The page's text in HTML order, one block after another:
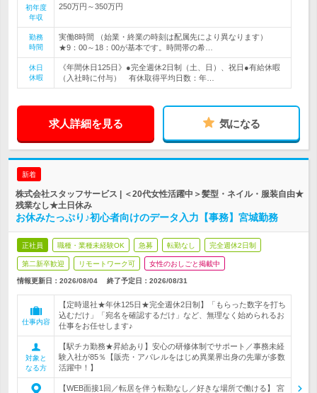
初年度
年収
250万円～350万円
勤務
時間
実働8時間 （始業・終業の時刻は配属先により異なります）
★9：00～18：00が基本です。時間帯の希…
休日
休暇
《年間休日125日》●完全週休2日制（土、日）、祝日●有給休暇
（入社時に付与） 有休取得平均日数：年…
求人詳細を見る 気になる
新着
株式会社スタッフサービス | ＜20代女性活躍中＞髪型・ネイル・服装自由★
残業なし★土日休み
お休みたっぷり♪初心者向けのデータ入力【事務】宮城勤務
正社員 職種・業種未経験OK 急募 転勤なし 完全週休2日制
第二新卒歓迎 リモートワーク可 女性のおしごと掲載中
情報更新日：2026/08/04 終了予定日： 2026/08/31
仕事内容
【定時退社★年休125日★完全週休2日制】「もらった数字を打ち
込むだけ」「宛名を確認するだけ」など、無理なく始められるお
仕事をお任せします♪
対象と
なる方
【駅チカ勤務★昇給あり】安心の研修体制でサポート／事務未経
験入社が85％【販売・アパレルをはじめ異業界出身の先輩が多数
活躍中！】
【WEB面接1回／転居を伴う転勤なし／好きな場所で働ける】 宮